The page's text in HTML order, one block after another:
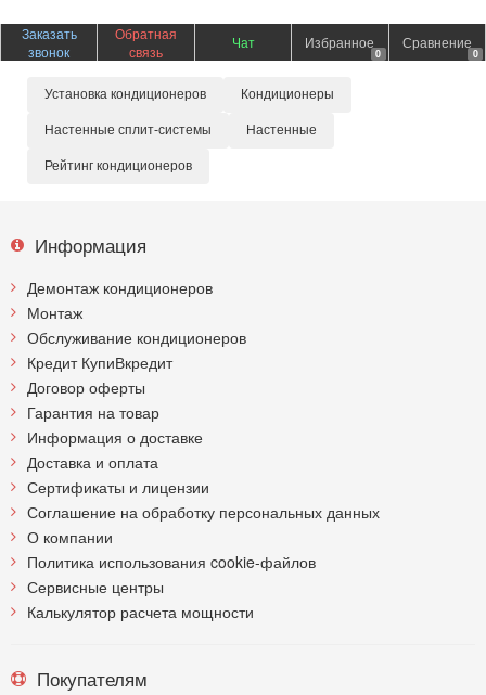
Заказать
звонок
Обратная
связь
Чат Избранное
0
Сравнение
0
Установка кондиционеров Кондиционеры
Настенные сплит-системы Настенные
Рейтинг кондиционеров
Информация
Демонтаж кондиционеров
Монтаж
Обслуживание кондиционеров
Кредит КупиВкредит
Договор оферты
Гарантия на товар
Информация о доставке
Доставка и оплата
Сертификаты и лицензии
Соглашение на обработку персональных данных
О компании
Политика использования cookie-файлов
Сервисные центры
Калькулятор расчета мощности
Покупателям